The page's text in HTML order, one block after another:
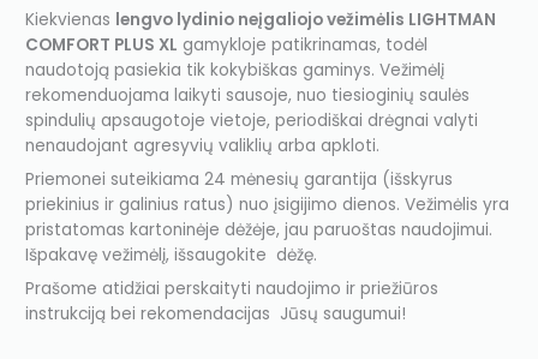
Kiekvienas lengvo lydinio neįgaliojo vežimėlis LIGHTMAN
COMFORT PLUS XL gamykloje patikrinamas, todėl
naudotoją pasiekia tik kokybiškas gaminys. Vežimėlį
rekomenduojama laikyti sausoje, nuo tiesioginių saulės
spindulių apsaugotoje vietoje, periodiškai drėgnai valyti
nenaudojant agresyvių valiklių arba apkloti.
Priemonei suteikiama 24 mėnesių garantija (išskyrus
priekinius ir galinius ratus) nuo įsigijimo dienos. Vežimėlis yra
pristatomas kartoninėje dėžėje, jau paruoštas naudojimui.
Išpakavę vežimėlį, išsaugokite dėžę.
Prašome atidžiai perskaityti naudojimo ir priežiūros
instrukciją bei rekomendacijas Jūsų saugumui!